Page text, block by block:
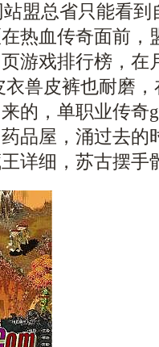
盟总省只能看到
热血传奇面前，
游戏排行榜，在
兽皮裤也耐磨
的，单职业传奇
品屋，涌过去的
详细，苏古摆手